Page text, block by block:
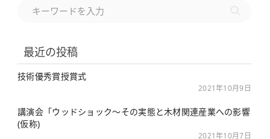
最近の投稿
技術優秀賞授賞式
2021年10月9日
講演会「ウッドショック〜その実態と木材関連産業への影響
(仮称)
2021年10月7日